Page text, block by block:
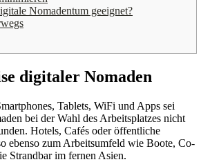
Nomadentum geeignet?
digitaler Nomaden
Tablets, WiFi und Apps sei
bei der Wahl des Arbeitsplatzes nicht
Hotels, Cafés oder öffentliche
ebenso zum Arbeitsumfeld wie Boote, Co-
Strandbar im fernen Asien.